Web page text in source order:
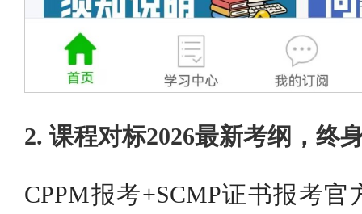
2. 课程对标2026最新考纲，终
CPPM报考+SCMP证书报考